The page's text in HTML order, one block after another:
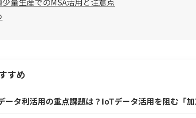
すめ
ータ利活用の重点課題は？IoTデータ活用を阻む「